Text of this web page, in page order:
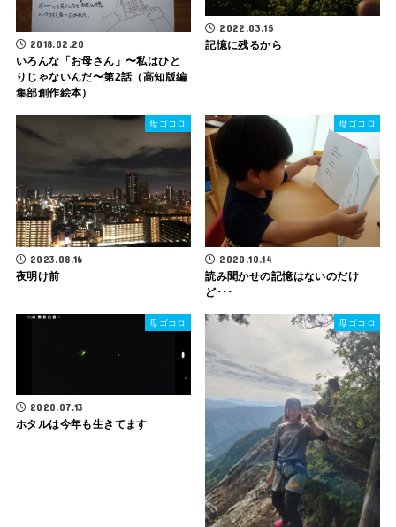
2018.02.20
いろんな「お母さん」〜私はひと
りじゃないんだ〜第2話（高知版編
集部創作絵本）
2022.03.15
記憶に残るから
母ゴコロ
2023.08.16
夜明け前
母ゴコロ
2020.10.14
読み聞かせの記憶はないのだけ
ど･･･
母ゴコロ
2020.07.13
ホタルは今年も生きてます
母ゴコロ